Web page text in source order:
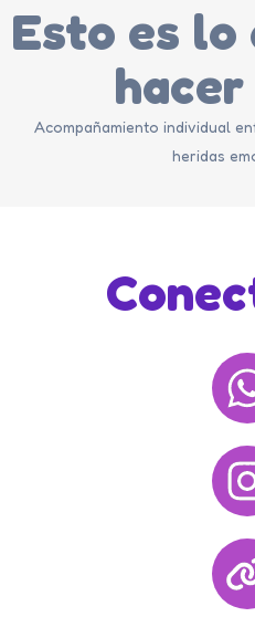
Esto es lo
Acompañamiento individual
heridas